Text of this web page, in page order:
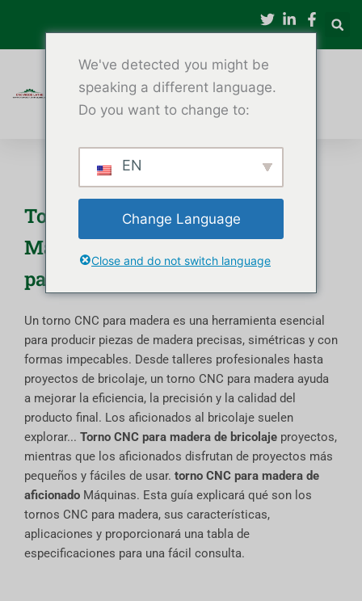
contenido
Torno CNC para madera |
Máquinas de torno para madera
para bricolaje y aficionados
Un torno CNC para madera es una herramienta esencial
para producir piezas de madera precisas, simétricas y con
formas impecables. Desde talleres profesionales hasta
proyectos de bricolaje, un torno CNC para madera ayuda
a mejorar la eficiencia, la precisión y la calidad del
producto final. Los aficionados al bricolaje suelen
explorar... Torno CNC para madera de bricolaje proyectos,
mientras que los aficionados disfrutan de proyectos más
pequeños y fáciles de usar. torno CNC para madera de
aficionado Máquinas. Esta guía explicará qué son los
tornos CNC para madera, sus características,
aplicaciones y proporcionará una tabla de
especificaciones para una fácil consulta.
We've detected you might be
speaking a different language.
Do you want to change to:
EN
Change Language
Close and do not switch language